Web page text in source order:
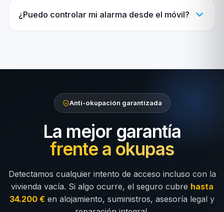
¿Puedo controlar mi alarma desde el móvil?
Anti-okupación garantizada
La mejor garantía
frente a okupas
Detectamos cualquier intento de acceso incluso con la
vivienda vacía. Si algo ocurre, el seguro cubre hasta
34.200 € en alojamiento, suministros, asesoría legal y